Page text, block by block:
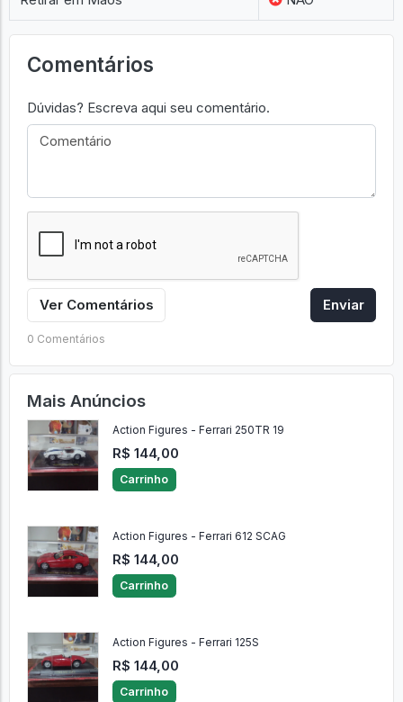
Comentários
Dúvidas? Escreva aqui seu comentário.
Ver Comentários Enviar
0 Comentários
Mais Anúncios
Action Figures - Ferrari 250TR 19
R$ 144,00
Carrinho
Action Figures - Ferrari 612 SCAG
R$ 144,00
Carrinho
Action Figures - Ferrari 125S
R$ 144,00
Carrinho